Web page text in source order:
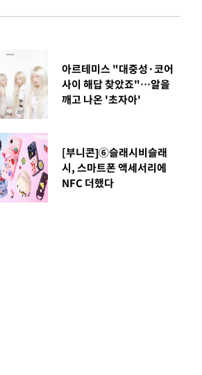
아르테미스 "대중성·코어
사이 해답 찾았죠"…알을
깨고 나온 '초자아'
[부니콘]⑥슬래시비슬래
시, 스마트폰 액세서리에
NFC 더했다